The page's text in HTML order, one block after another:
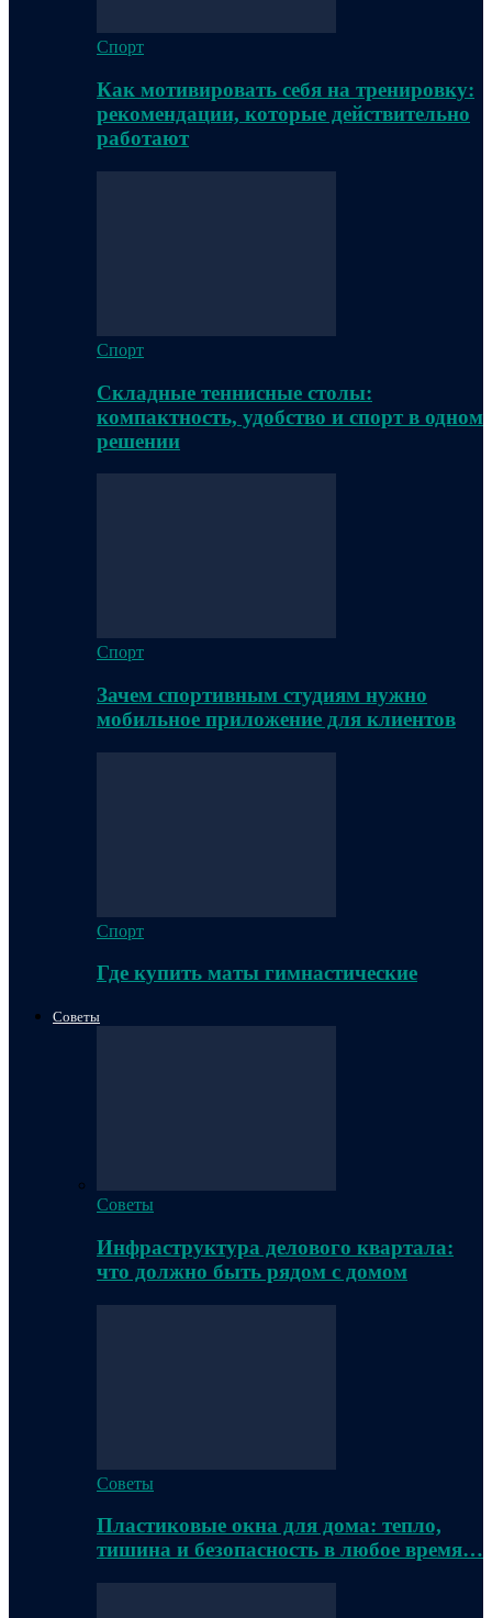
Спорт
Как мотивировать себя на тренировку:
рекомендации, которые действительно
работают
Спорт
Складные теннисные столы:
компактность, удобство и спорт в одном
решении
Спорт
Зачем спортивным студиям нужно
мобильное приложение для клиентов
Спорт
Где купить маты гимнастические
Советы
Советы
Инфраструктура делового квартала:
что должно быть рядом с домом
Советы
Пластиковые окна для дома: тепло,
тишина и безопасность в любое время…